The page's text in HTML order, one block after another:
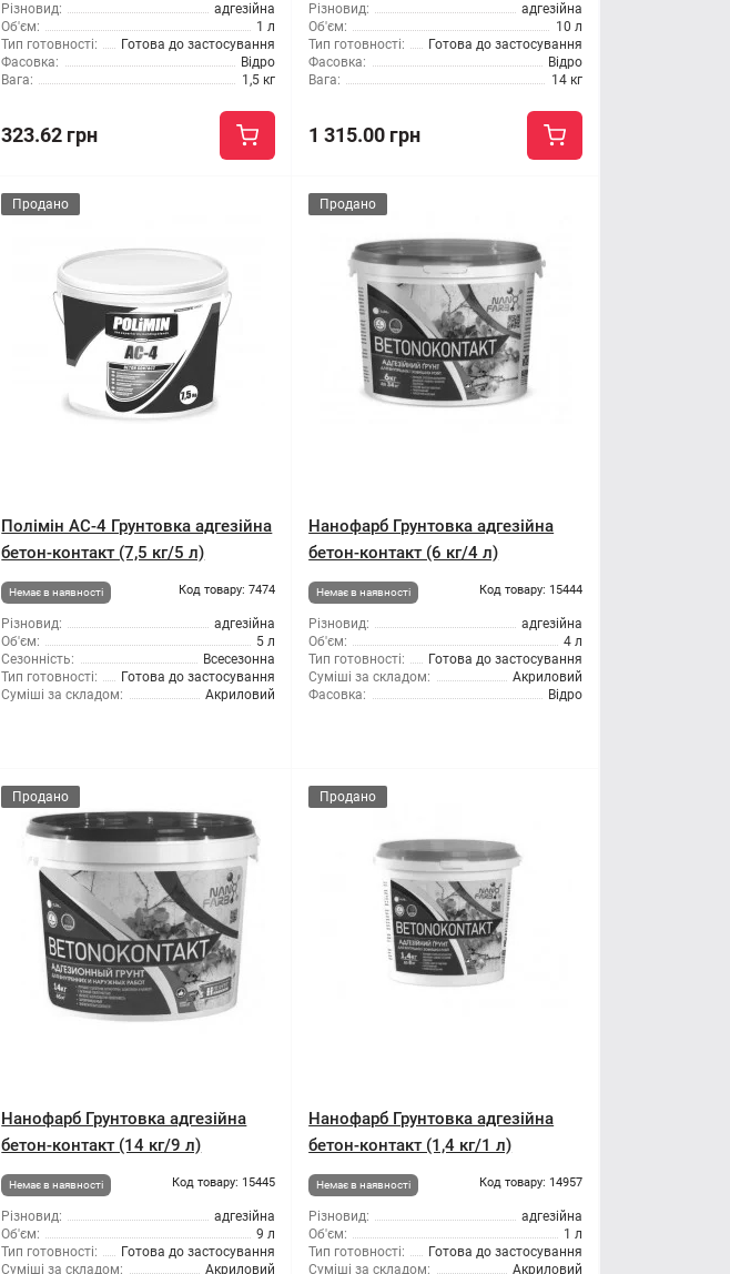
Різновид:
адгезійна
Об'єм:
1 л
Тип готовності:
Готова до застосування
Фасовка:
Відро
Вага:
1,5 кг
323.62 грн
Різновид:
адгезійна
Об'єм:
10 л
Тип готовності:
Готова до застосування
Фасовка:
Відро
Вага:
14 кг
1 315.00 грн
Продано
Полімін АС-4 Грунтовка адгезійна
бетон-контакт (7,5 кг/5 л)
Немає в наявності Код товару: 7474
Різновид:
адгезійна
Об'єм:
5 л
Сезонність:
Всесезонна
Тип готовності:
Готова до застосування
Суміші за складом:
Акриловий
Продано
Нанофарб Грунтовка адгезійна
бетон-контакт (6 кг/4 л)
Немає в наявності Код товару: 15444
Різновид:
адгезійна
Об'єм:
4 л
Тип готовності:
Готова до застосування
Суміші за складом:
Акриловий
Фасовка:
Відро
Продано
Нанофарб Грунтовка адгезійна
бетон-контакт (14 кг/9 л)
Немає в наявності Код товару: 15445
Різновид:
адгезійна
Об'єм:
9 л
Тип готовності:
Готова до застосування
Суміші за складом:
Акриловий
Продано
Нанофарб Грунтовка адгезійна
бетон-контакт (1,4 кг/1 л)
Немає в наявності Код товару: 14957
Різновид:
адгезійна
Об'єм:
1 л
Тип готовності:
Готова до застосування
Суміші за складом:
Акриловий